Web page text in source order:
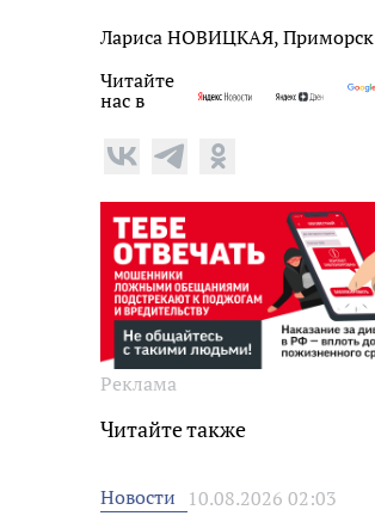
Лариса НОВИЦКАЯ, Приморск
Читайте
нас в
Реклама
Читайте также
Новости 10.08.2026 02:03